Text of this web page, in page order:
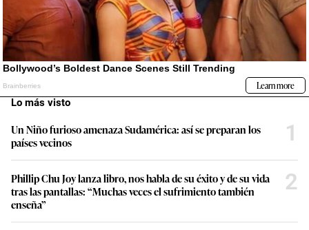
Lo más visto
Un Niño furioso amenaza Sudamérica: así se preparan los
países vecinos
1
Phillip Chu Joy lanza libro, nos habla de su éxito y de su vida
tras las pantallas: “Muchas veces el sufrimiento también
enseña”
2